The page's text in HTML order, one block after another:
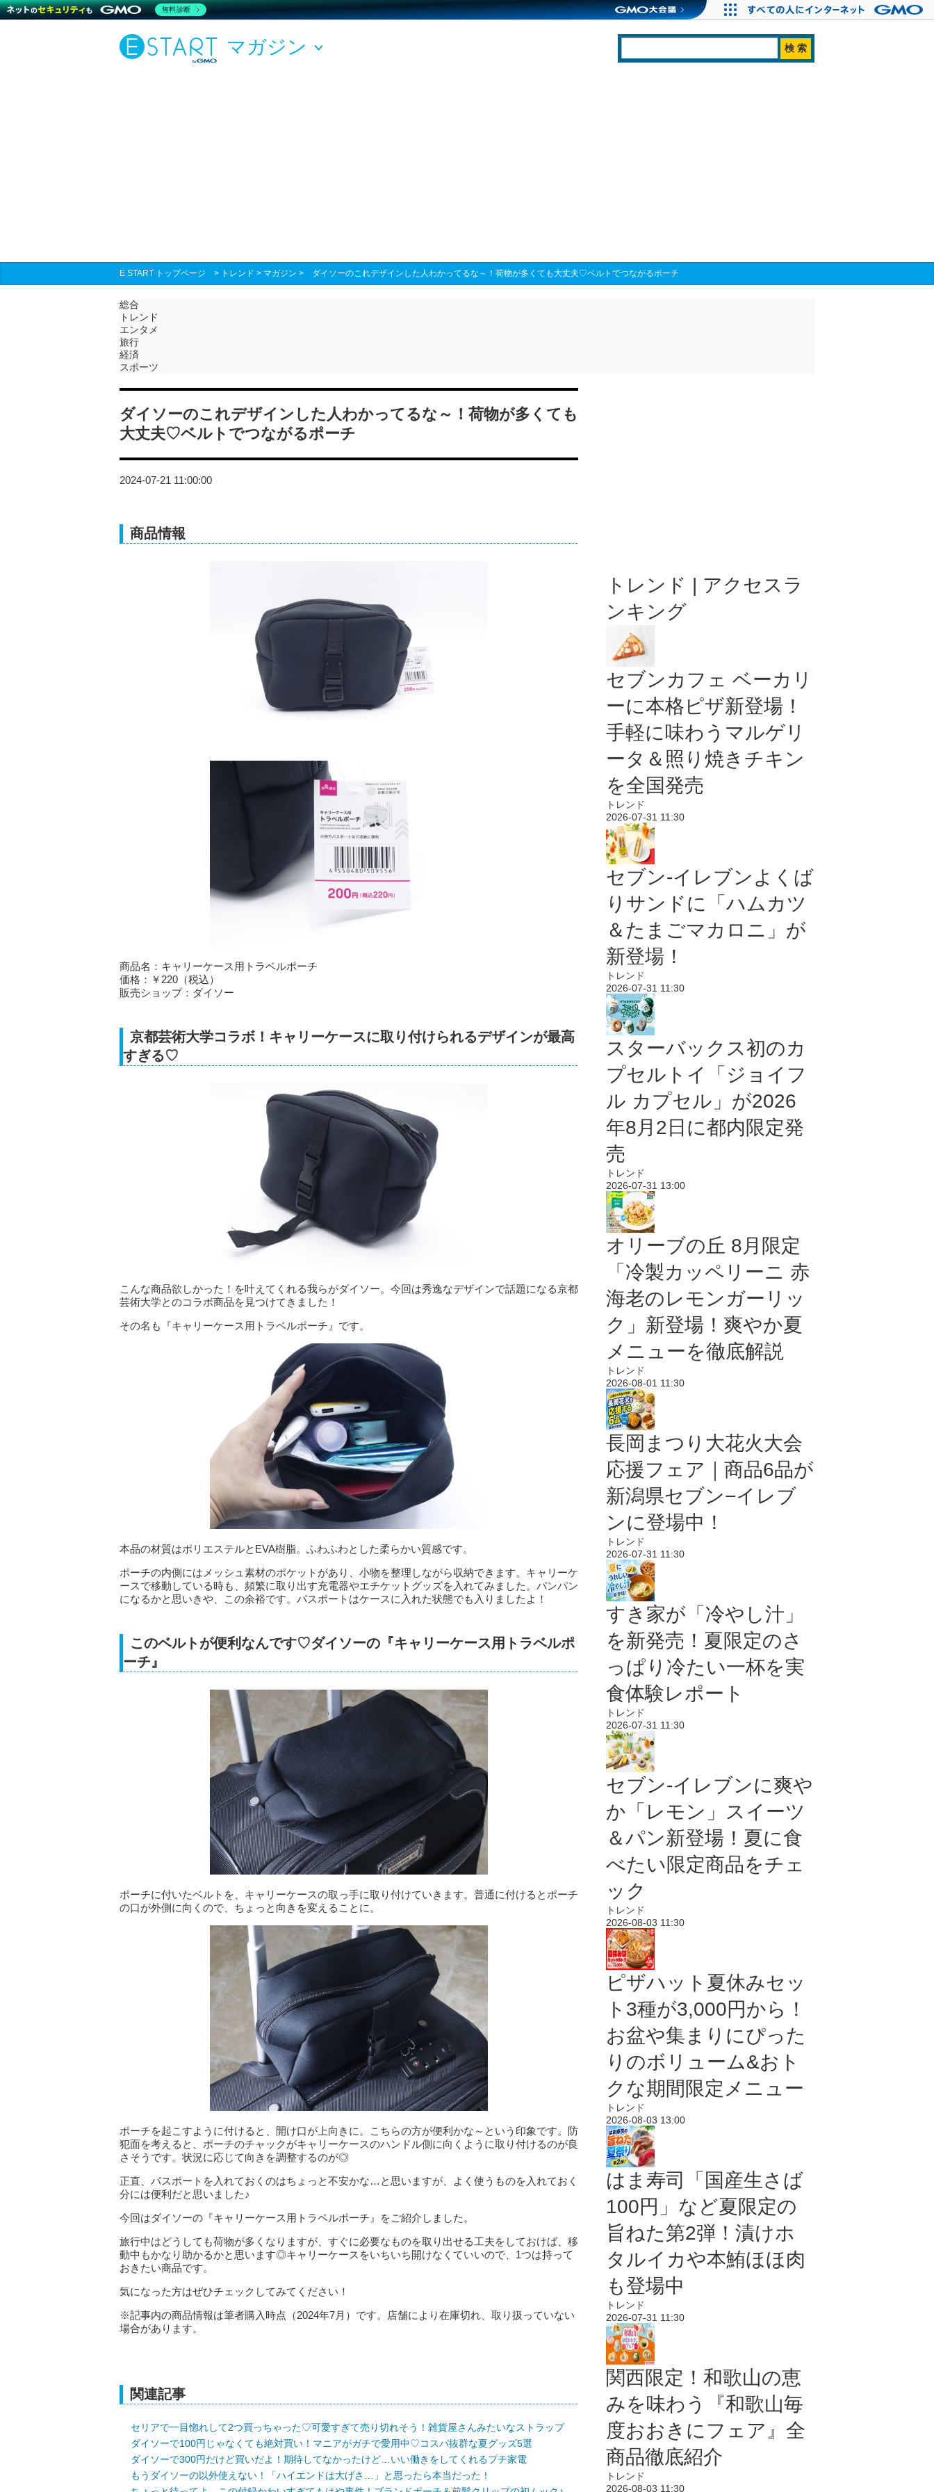
マガジン
E START トップページ > トレンド > マガジン > ダイソーのこれデザインした人わかってるな～！荷物が多くても大丈夫♡ベルトでつながるポーチ
総合
トレンド
エンタメ
旅行
経済
スポーツ
ダイソーのこれデザインした人わかってるな～！荷物が多くても
大丈夫♡ベルトでつながるポーチ
2024-07-21 11:00:00
商品情報
商品名：キャリーケース用トラベルポーチ
価格：￥220（税込）
販売ショップ：ダイソー
京都芸術大学コラボ！キャリーケースに取り付けられるデザインが最高
すぎる♡
こんな商品欲しかった！を叶えてくれる我らがダイソー。今回は秀逸なデザインで話題になる京都
芸術大学とのコラボ商品を見つけてきました！
その名も『キャリーケース用トラベルポーチ』です。
本品の材質はポリエステルとEVA樹脂。ふわふわとした柔らかい質感です。
ポーチの内側にはメッシュ素材のポケットがあり、小物を整理しながら収納できます。キャリーケ
ースで移動している時も、頻繁に取り出す充電器やエチケットグッズを入れてみました。パンパン
になるかと思いきや、この余裕です。パスポートはケースに入れた状態でも入りましたよ！
このベルトが便利なんです♡ダイソーの『キャリーケース用トラベルポ
ーチ』
ポーチに付いたベルトを、キャリーケースの取っ手に取り付けていきます。普通に付けるとポーチ
の口が外側に向くので、ちょっと向きを変えることに。
ポーチを起こすように付けると、開け口が上向きに。こちらの方が便利かな～という印象です。防
犯面を考えると、ポーチのチャックがキャリーケースのハンドル側に向くように取り付けるのが良
さそうです。状況に応じて向きを調整するのが◎
正直、パスポートを入れておくのはちょっと不安かな…と思いますが、よく使うものを入れておく
分には便利だと思いました♪
今回はダイソーの『キャリーケース用トラベルポーチ』をご紹介しました。
旅行中はどうしても荷物が多くなりますが、すぐに必要なものを取り出せる工夫をしておけば、移
動中もかなり助かるかと思います◎キャリーケースをいちいち開けなくていいので、1つは持って
おきたい商品です。
気になった方はぜひチェックしてみてください！
※記事内の商品情報は筆者購入時点（2024年7月）です。店舗により在庫切れ、取り扱っていない
場合があります。
関連記事
セリアで一目惚れして2つ買っちゃった♡可愛すぎて売り切れそう！雑貨屋さんみたいなストラップ
ダイソーで100円じゃなくても絶対買い！マニアがガチで愛用中♡コスパ抜群な夏グッズ5選
ダイソーで300円だけど買いだよ！期待してなかったけど…いい働きをしてくれるプチ家電
もうダイソーの以外使えない！「ハイエンドは大げさ…」と思ったら本当だった！
トレンド | アクセスラ
ンキング
セブンカフェ ベーカリ
ーに本格ピザ新登場！
手軽に味わうマルゲリ
ータ＆照り焼きチキン
を全国発売
トレンド
2026-07-31 11:30
セブン‐イレブンよくば
りサンドに「ハムカツ
＆たまごマカロニ」が
新登場！
トレンド
2026-07-31 11:30
スターバックス初のカ
プセルトイ「ジョイフ
ル カプセル」が2026
年8月2日に都内限定発
売
トレンド
2026-07-31 13:00
オリーブの丘 8月限定
「冷製カッペリーニ 赤
海老のレモンガーリッ
ク」新登場！爽やか夏
メニューを徹底解説
トレンド
2026-08-01 11:30
長岡まつり大花火大会
応援フェア｜商品6品が
新潟県セブン−イレブ
ンに登場中！
トレンド
2026-07-31 11:30
すき家が「冷やし汁」
を新発売！夏限定のさ
っぱり冷たい一杯を実
食体験レポート
トレンド
2026-07-31 11:30
セブン‐イレブンに爽や
か「レモン」スイーツ
＆パン新登場！夏に食
べたい限定商品をチェ
ック
トレンド
2026-08-03 11:30
ピザハット夏休みセッ
ト3種が3,000円から！
お盆や集まりにぴった
りのボリューム&おト
クな期間限定メニュー
トレンド
2026-08-03 13:00
はま寿司「国産生さば
100円」など夏限定の
旨ねた第2弾！漬けホ
タルイカや本鮪ほほ肉
も登場中
トレンド
2026-07-31 11:30
関西限定！和歌山の恵
みを味わう『和歌山毎
度おおきにフェア』全
商品徹底紹介
トレンド
2026-08-03 11:30
無料診断